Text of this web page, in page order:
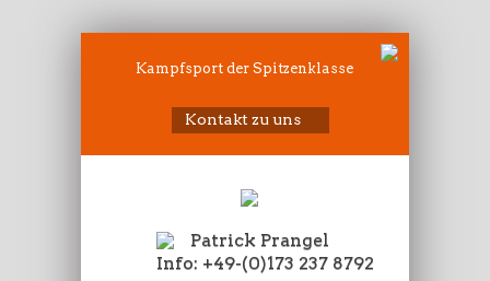
Kampfsport der Spitzenklasse
Kontakt zu uns
Patrick Prangel
Info: +49-(0)173 237 8792